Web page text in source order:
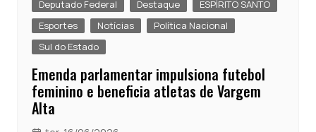
Deputado Federal
Destaque
ESPÍRITO SANTO
Esportes
Notícias
Política Nacional
Sul do Estado
Emenda parlamentar impulsiona futebol
feminino e beneficia atletas de Vargem
Alta